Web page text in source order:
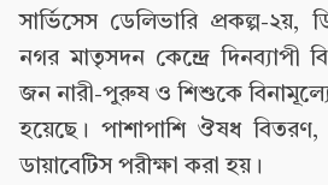
সার্ভিসেস ডেলিভারি প্রকল্প-
নগর মাতৃসদন কেন্দ্রে দিনব্যাপী
জন নারী-পুরুষ ও শিশুকে বিনামূল্যে
হয়েছে। পাশাপাশি ঔষধ বিতরণ,
ডায়াবেটিস পরীক্ষা করা হয়।